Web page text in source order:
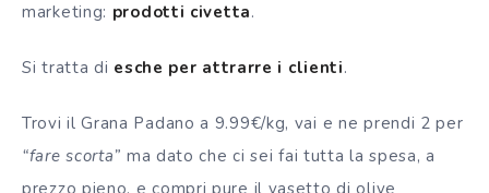
marketing: prodotti civetta.
Si tratta di esche per attrarre i clienti.
Trovi il Grana Padano a 9.99€/kg, vai e ne prendi 2 per
“fare scorta” ma dato che ci sei fai tutta la spesa, a
prezzo pieno, e compri pure il vasetto di olive